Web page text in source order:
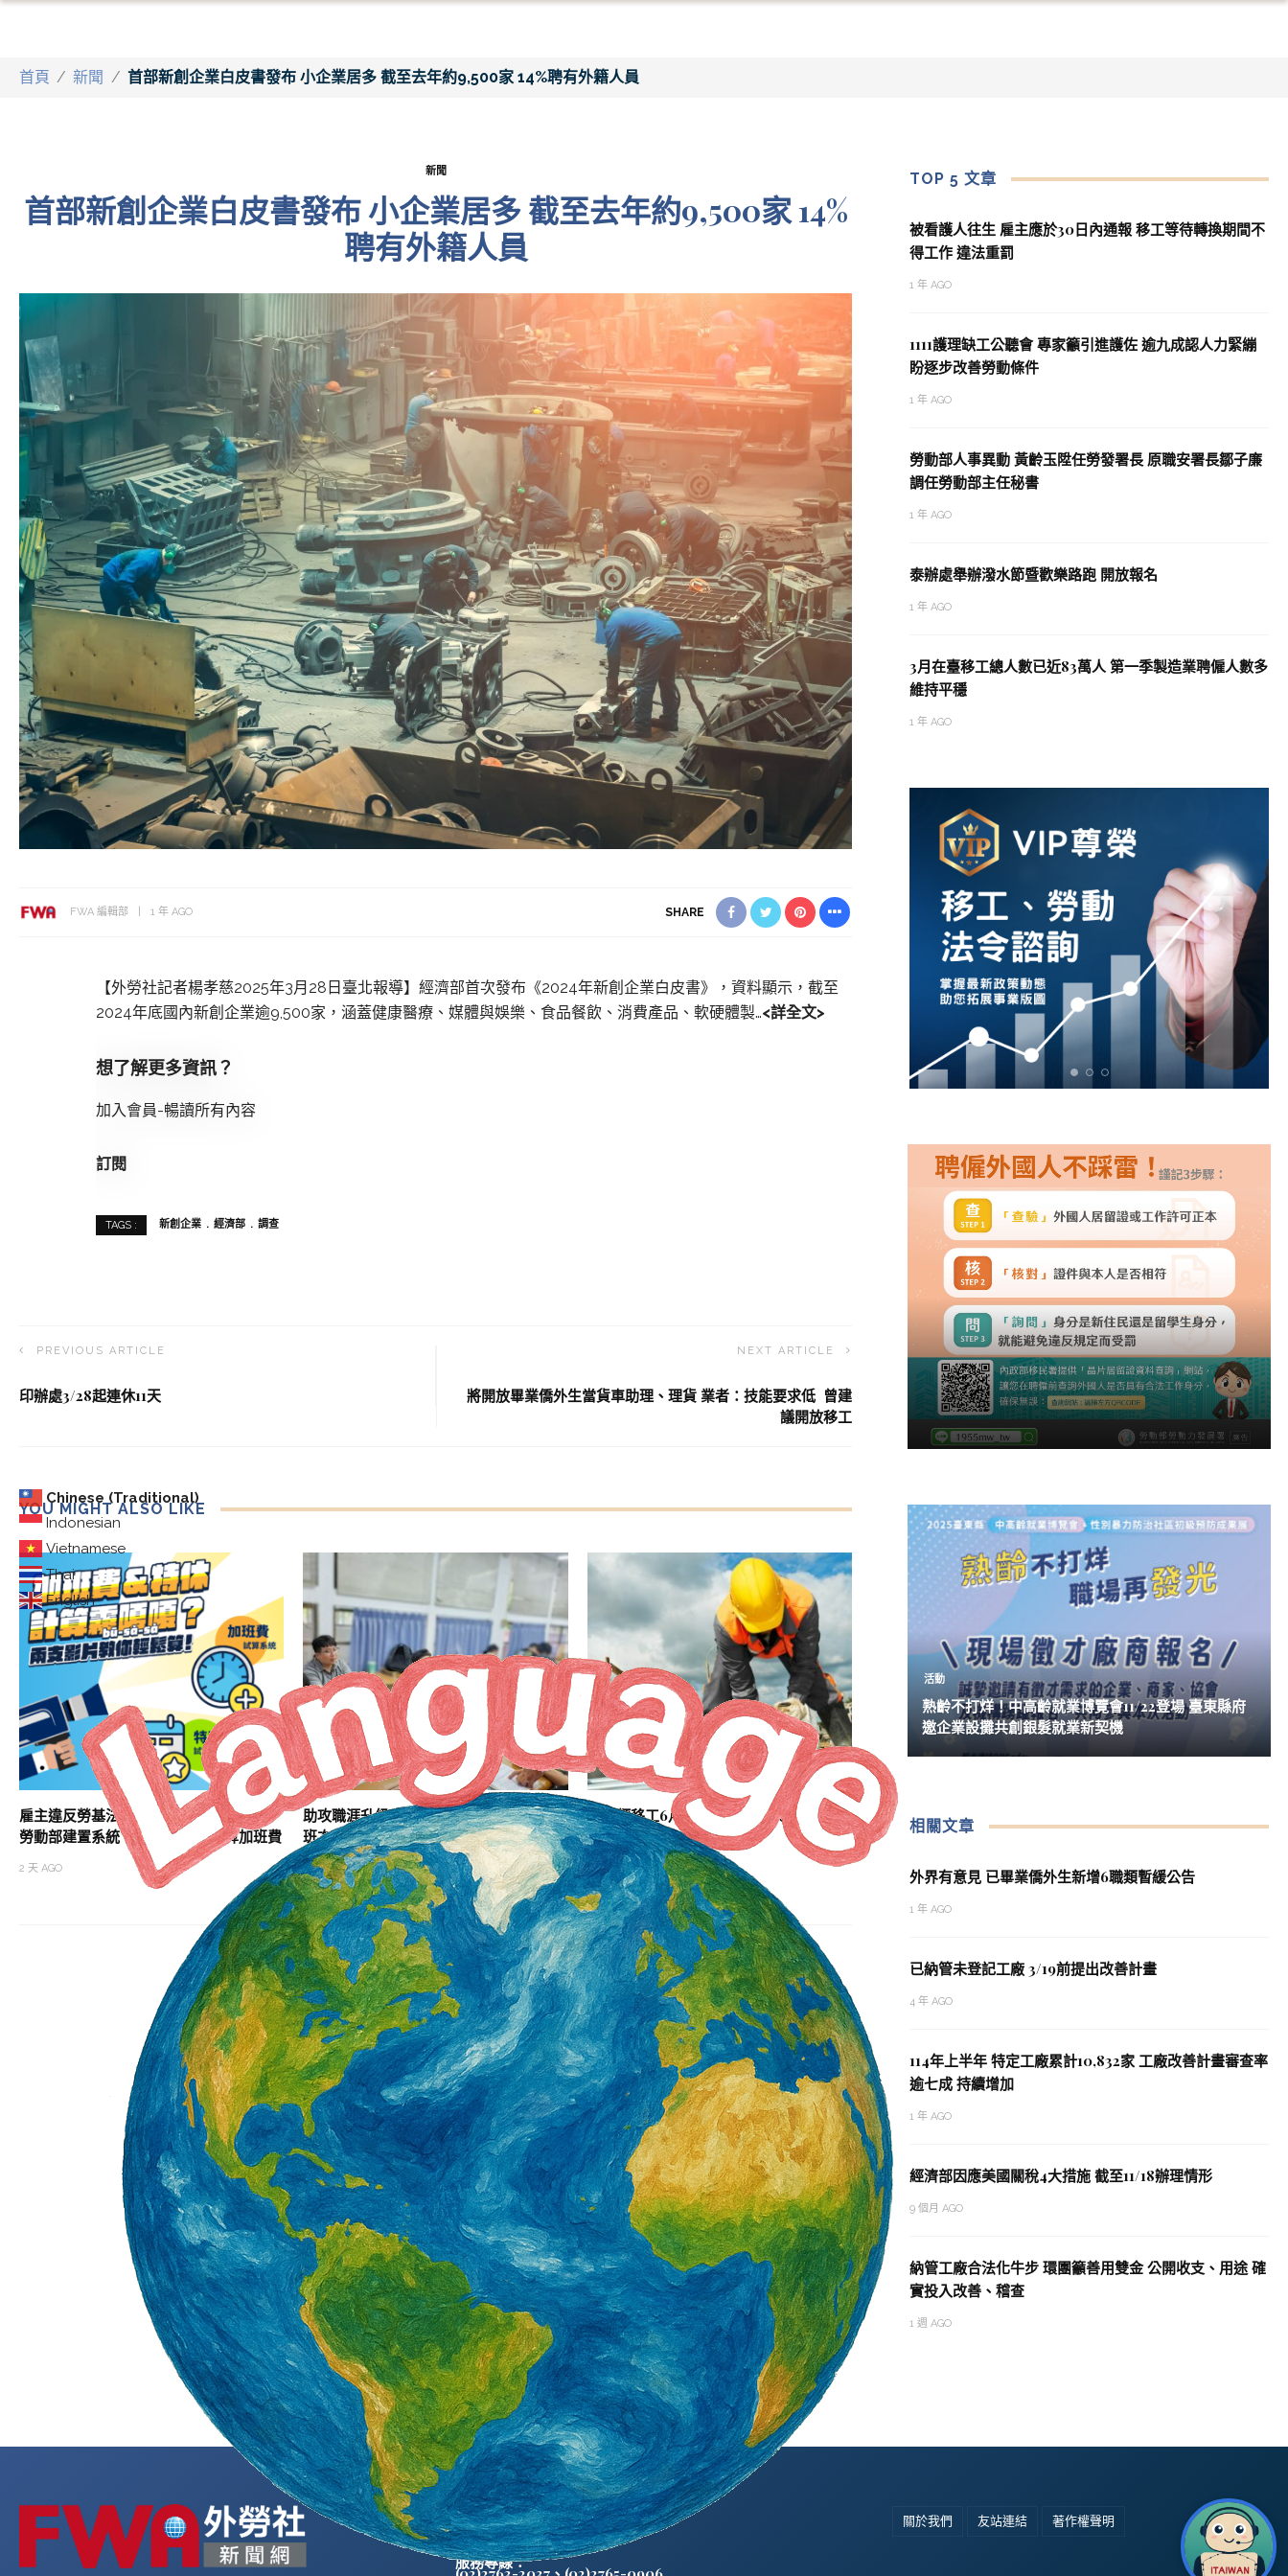
Chinese (Traditional)
Indonesian
Vietnamese
Thai
English
首頁 / 新聞 / 首部新創企業白皮書發布 小企業居多 截至去年約9,500家 14%聘有外籍人員
新聞
首部新創企業白皮書發布 小企業居多 截至去年約9,500家 14%
聘有外籍人員
FWA 編輯部 1 年 AGO SHARE
【外勞社記者楊孝慈2025年3月28日臺北報導】經濟部首次發布《2024年新創企業白皮書》，資料顯示，截至
2024年底國內新創企業逾9,500家，涵蓋健康醫療、媒體與娛樂、食品餐飲、消費產品、軟硬體製…<詳全文>
想了解更多資訊？
加入會員-暢讀所有內容
訂閱
TAGS : 新創企業 經濟部 調查
PREVIOUS ARTICLE
印辦處3/28起連休11天
NEXT ARTICLE
將開放畢業僑外生當貨車助理、理貨 業者：技能要求低 曾建
議開放移工
YOU MIGHT ALSO LIKE
雇主違反勞基法 未依法給付加班費居冠
勞動部建置系統 協助勞雇快速試算加班費
2 天 AGO
助攻職涯升級 北分署產投下半年開辦900
班次
2 天 AGO
營造類移工6月底突破3萬5千人 年增1千8
百人 一般營造增加最多
2 天 AGO
TOP 5 文章
被看護人往生 雇主應於30日內通報 移工等待轉換期間不
得工作 違法重罰
1 年 AGO
1111護理缺工公聽會 專家籲引進護佐 逾九成認人力緊繃
盼逐步改善勞動條件
1 年 AGO
勞動部人事異動 黃齡玉陞任勞發署長 原職安署長鄒子廉
調任勞動部主任秘書
1 年 AGO
泰辦處舉辦潑水節暨歡樂路跑 開放報名
1 年 AGO
3月在臺移工總人數已近83萬人 第一季製造業聘僱人數多
維持平穩
1 年 AGO
活動
熟齡不打烊！中高齡就業博覽會11/22登場 臺東縣府
邀企業設攤共創銀髮就業新契機
相關文章
外界有意見 已畢業僑外生新增6職類暫緩公告
1 年 AGO
已納管未登記工廠 3/19前提出改善計畫
4 年 AGO
114年上半年 特定工廠累計10,832家 工廠改善計畫審查率
逾七成 持續增加
1 年 AGO
經濟部因應美國關稅4大措施 截至11/18辦理情形
9 個月 AGO
納管工廠合法化牛步 環團籲善用雙金 公開收支、用途 確
實投入改善、稽查
1 週 AGO
外籍勞工通訊社版權所有 ©
服務專線：
關於我們 友站連結 著作權聲明